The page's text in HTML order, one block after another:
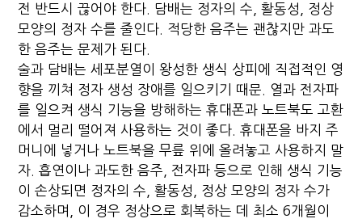
전 반드시 끊어야 한다. 담배는 정자의 수, 활동성, 정상
모양의 정자 수를 줄인다. 적당한 음주는 괜찮지만 과도
한 음주는 문제가 된다.
술과 담배는 세포분열이 왕성한 생식 상피에 직접적인 영
향을 끼쳐 정자 생성 장애를 일으키기 때문. 열과 전자파
를 일으켜 생식 기능을 방해하는 휴대폰과 노트북도 고환
에서 멀리 떨어져 사용하는 것이 좋다. 휴대폰을 바지 주
머니에 넣거나 노트북을 무릎 위에 올려놓고 사용하지 말
자. 흡연이나 과도한 음주, 전자파 등으로 인해 생식 기능
이 손상되면 정자의 수, 활동성, 정상 모양의 정자 수가
감소하며, 이 경우 정상으로 회복하는 데 최소 6개월이